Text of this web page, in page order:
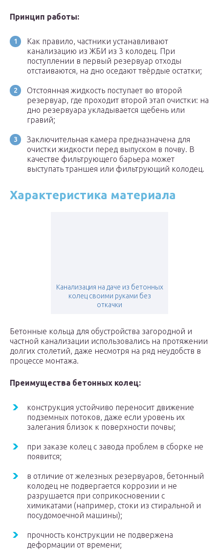
Принцип работы:
Как правило, частники устанавливают
канализацию из ЖБИ из 3 колодец. При
поступлении в первый резервуар отходы
отстаиваются, на дно оседают твёрдые остатки;
Отстоянная жидкость поступает во второй
резервуар, где проходит второй этап очистки: на
дно резервуара укладывается щебень или
гравий;
Заключительная камера предназначена для
очистки жидкости перед выпуском в почву. В
качестве фильтрующего барьера может
выступать траншея или фильтрующий колодец.
Характеристика материала
Канализация на даче из бетонных
колец своими руками без
откачки
Бетонные кольца для обустройства загородной и
частной канализации использовались на протяжении
долгих столетий, даже несмотря на ряд неудобств в
процессе монтажа.
Преимущества бетонных колец:
конструкция устойчиво переносит движение
подземных потоков, даже если уровень их
залегания близок к поверхности почвы;
при заказе колец с завода проблем в сборке не
появится;
в отличие от железных резервуаров, бетонный
колодец не подвергается коррозии и не
разрушается при соприкосновении с
химикатами (например, стоки из стиральной и
посудомоечной машины);
прочность конструкции не подвержена
деформации от времени;